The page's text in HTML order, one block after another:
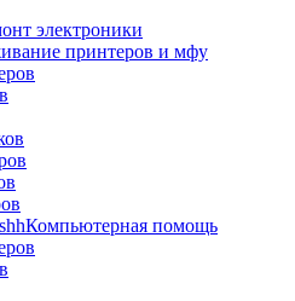
электроники
принтеров и мфу
Компьютерная помощь